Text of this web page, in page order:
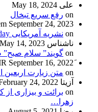
علی May 18, 2024
on رفع سریع تبخال
September 24, 2023
on نشریه آمریکایی usa today
ناشناس May 14, 2023
on گویند” سلام صبح”
September 16, 2022
on متن زیارت اربعین
آزیتا 24, 2022
on برائت و بیزاری
زهرا…